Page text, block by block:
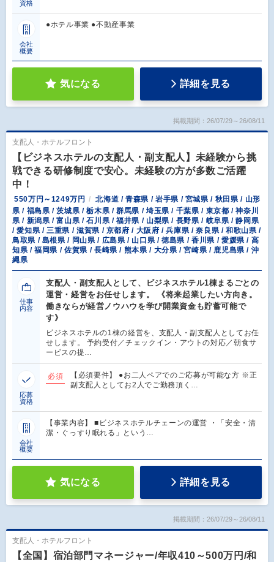
資格
会社
概要
●ホテル事業 ●不動産事業
気になる 詳細を見る
掲載期間：26/07/29～26/08/11
支配人・ホテルフロント
【ビジネスホテルの支配人・副支配人】未経験から挑
戦できる研修制度で安心。未経験の方が多数ご活躍
中！
550万円～1249万円
北海道 / 青森県 / 岩手県 / 宮城県 / 秋田県 / 山形
県 / 福島県 / 茨城県 / 栃木県 / 群馬県 / 埼玉県 / 千葉県 / 東京都 / 神奈川
県 / 新潟県 / 富山県 / 石川県 / 福井県 / 山梨県 / 長野県 / 岐阜県 / 静岡県
/ 愛知県 / 三重県 / 滋賀県 / 京都府 / 大阪府 / 兵庫県 / 奈良県 / 和歌山県 /
鳥取県 / 島根県 / 岡山県 / 広島県 / 山口県 / 徳島県 / 香川県 / 愛媛県 / 高
知県 / 福岡県 / 佐賀県 / 長崎県 / 熊本県 / 大分県 / 宮崎県 / 鹿児島県 / 沖
縄県
仕事
内容
支配人・副支配人として、ビジネスホテル1棟まるごとの
運営・経営をお任せします。 《将来起業したい方向き。
働きならが経営ノウハウを学び開業資金も貯蓄可能で
す》
ビジネスホテルの1棟の経営を、支配人・副支配人としてお任
せします。 予約受付／チェックイン・アウトの対応／朝食サ
ービスの提…
応募
資格
必須
【必須要件】 ●お二人ペアでのご応募が可能な方 ※正
副支配人としてお2人でご勤務頂く…
会社
概要
【事業内容】 ■ビジネスホテルチェーンの運営 ・「安全・清
潔・ぐっすり眠れる」という…
気になる 詳細を見る
掲載期間：26/07/29～26/08/11
支配人・ホテルフロント
【全国】宿泊部門マネージャー/年収410～500万円/和